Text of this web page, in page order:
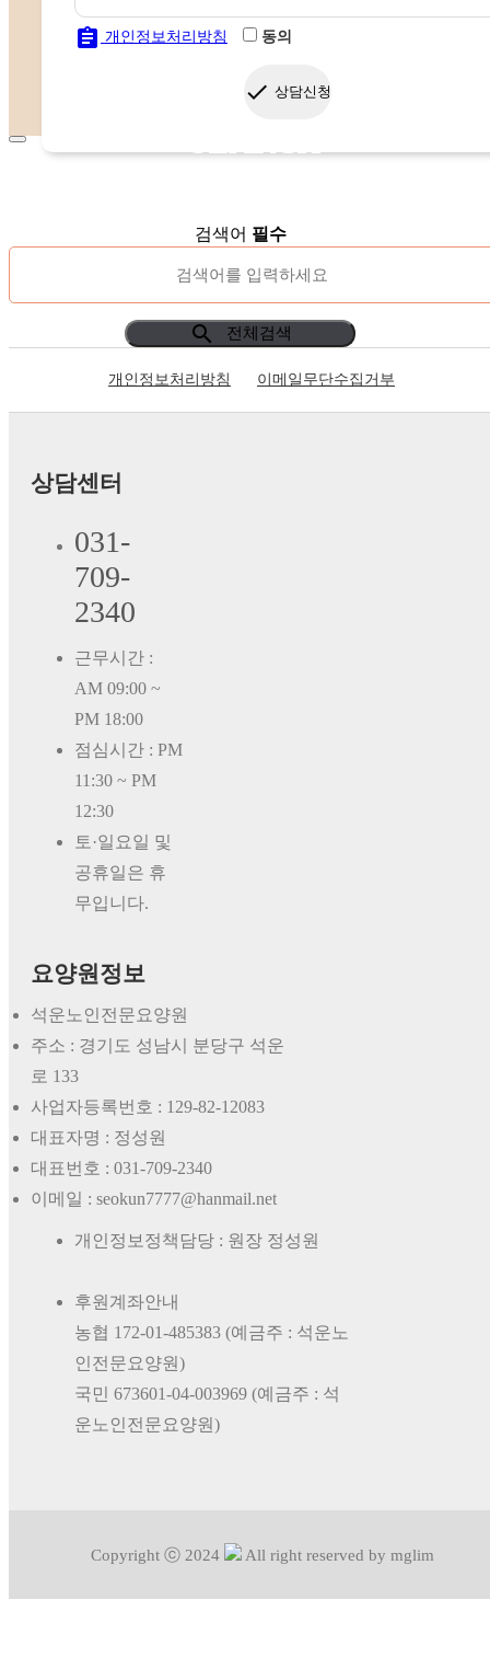
assignment 개인정보처리방침 동의
done 상담신청
SEARCH
검색어 필수
search 전체검색
개인정보처리방침 이메일무단수집거부
상담센터
031-
709-
2340
근무시간 :
AM 09:00 ~
PM 18:00
점심시간 : PM
11:30 ~ PM
12:30
토·일요일 및
공휴일은 휴
무입니다.
요양원정보
석운노인전문요양원
주소 : 경기도 성남시 분당구 석운
로 133
사업자등록번호 : 129-82-12083
대표자명 : 정성원
대표번호 : 031-709-2340
이메일 : seokun7777@hanmail.net
개인정보정책담당 : 원장 정성원
후원계좌안내
농협 172-01-485383 (예금주 : 석운노
인전문요양원)
국민 673601-04-003969 (예금주 : 석
운노인전문요양원)
Copyright ⓒ 2024 All right reserved by mglim